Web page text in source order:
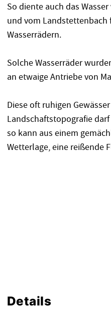
So diente auch das
und vom Landstettenbach
Wasserrädern.
Solche Wasserräder
an etwaige Antriebe von
Diese oft ruhigen
Landschaftstopografie
so kann aus einem
Wetterlage, eine reißende
Details